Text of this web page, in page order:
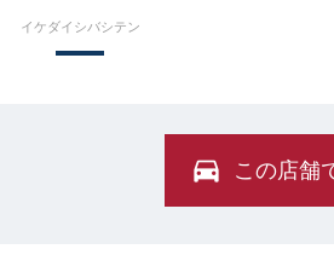
イケダイシバシテン
この店舗